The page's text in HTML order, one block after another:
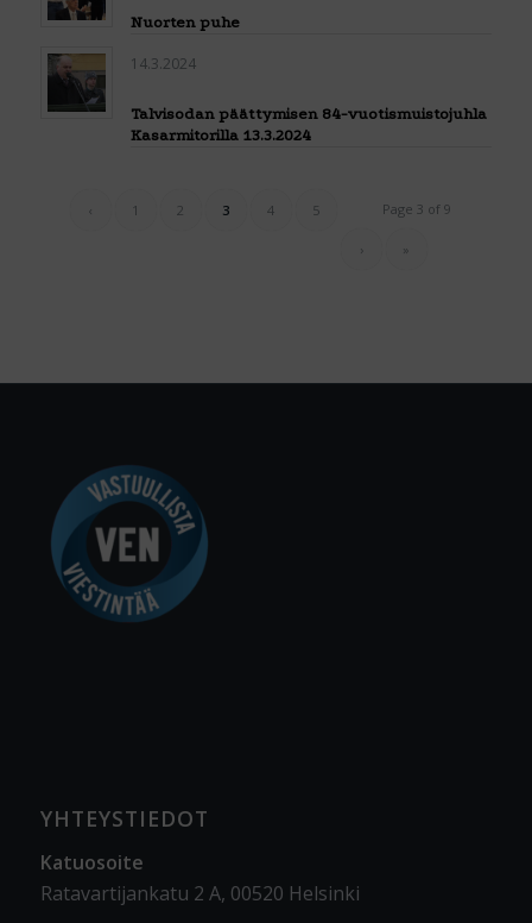
Nuorten puhe
14.3.2024
Talvisodan päättymisen 84-vuotismuistojuhla
Kasarmitorilla 13.3.2024
Page 3 of 9
‹ 1 2 3 4 5
› »
YHTEYSTIEDOT
Katuosoite
Ratavartijankatu 2 A, 00520 Helsinki